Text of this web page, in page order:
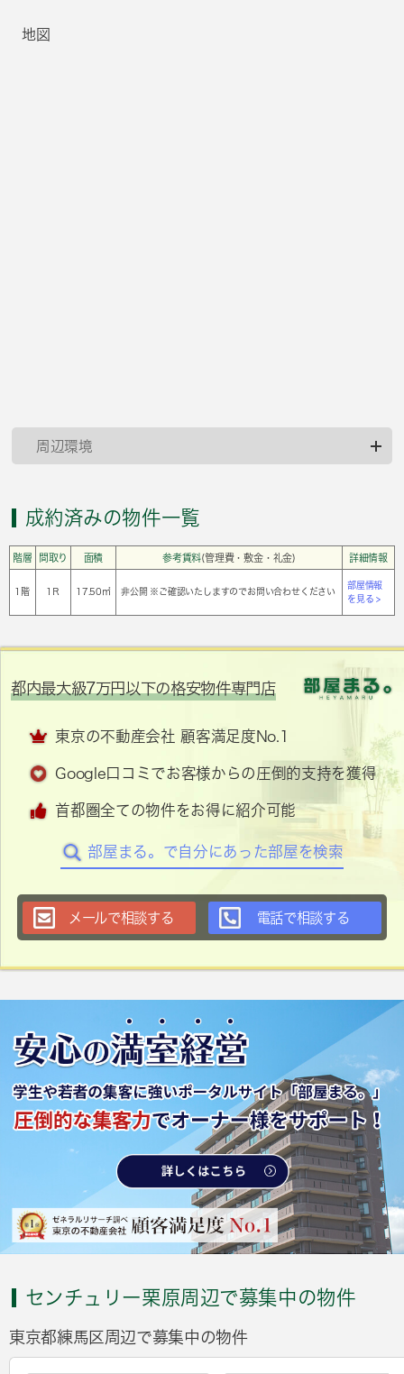
地図
周辺環境
成約済みの物件一覧
階層 間取り 面積 参考賃料(管理費・敷金・礼金) 詳細情報
1階 1Ｒ 17.50㎡ 非公開 ※ご確認いたしますのでお問い合わせください
部屋情報
を見る >
都内最大級7万円以下の格安物件専門店
東京の不動産会社 顧客満足度No.1
Google口コミでお客様からの圧倒的支持を獲得
首都圏全ての物件をお得に紹介可能
部屋まる。で自分にあった部屋を検索
メールで相談する 電話で相談する
センチュリー栗原周辺で募集中の物件
東京都練馬区周辺で募集中の物件